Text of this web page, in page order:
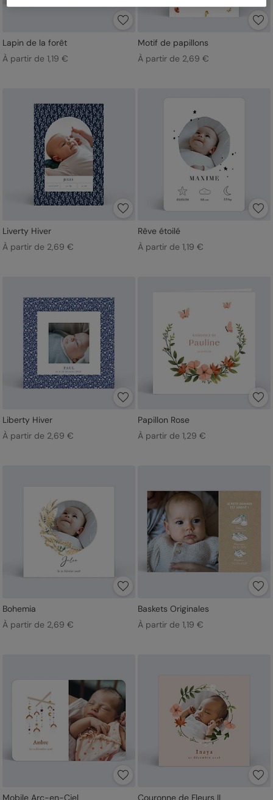
Lapin de la forêt
À partir de 1,19 €
Motif de papillons
À partir de 2,69 €
Liverty Hiver
À partir de 2,69 €
Rêve étoilé
À partir de 1,19 €
Liberty Hiver
À partir de 2,69 €
Papillon Rose
À partir de 1,29 €
Bohemia
À partir de 2,69 €
Baskets Originales
À partir de 1,19 €
Mobile Arc-en-Ciel Couronne de Fleurs II